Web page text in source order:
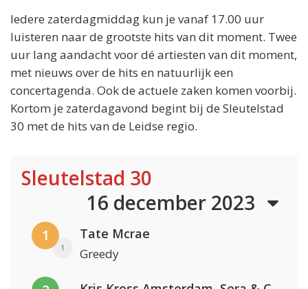
Iedere zaterdagmiddag kun je vanaf 17.00 uur
luisteren naar de grootste hits van dit moment. Twee
uur lang aandacht voor dé artiesten van dit moment,
met nieuws over de hits en natuurlijk een
concertagenda. Ook de actuele zaken komen voorbij.
Kortom je zaterdagavond begint bij de Sleutelstad
30 met de hits van de Leidse regio.
Sleutelstad 30
16 december 2023
1
1
Tate Mcrae
Greedy